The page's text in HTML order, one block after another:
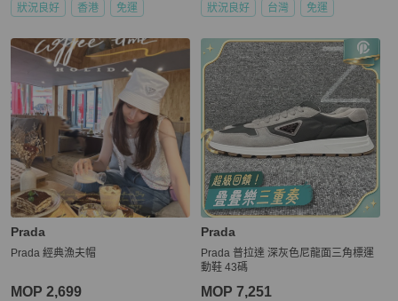
狀況良好 香港 免運 狀況良好 台灣 免運
Prada
Prada 經典漁夫帽
MOP 2,699
Prada
Prada 普拉達 深灰色尼龍面三角標運
動鞋 43碼
MOP 7,251